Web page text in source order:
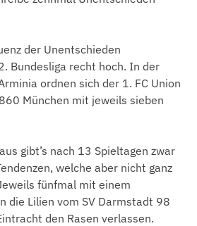
der Unentschieden
Bundesliga recht hoch. In der
ordnen sich der 1. FC Union
München mit jeweils sieben
gibt’s nach 13 Spieltagen zwar
welche aber nicht ganz
fünfmal mit einem
die Lilien vom SV Darmstadt 98
den Rasen verlassen.